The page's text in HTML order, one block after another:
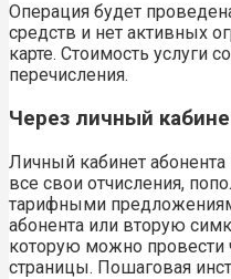
Операция будет
средств и нет активных
карте. Стоимость услуги
перечисления.
Через личный
Личный кабинет
все свои отчисления,
тарифными
абонента или вторую
которую можно провести
страницы. Пошаговая